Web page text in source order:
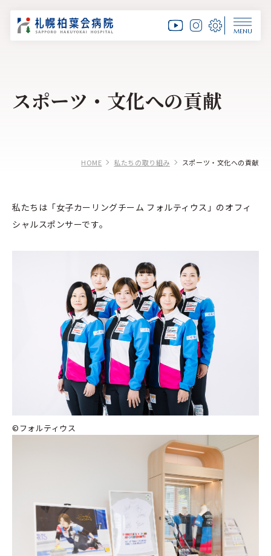
MENU
スポーツ・文化への貢献
HOME 私たちの取り組み スポーツ・文化への貢献
私たちは「女子カーリングチーム フォルティウス」のオフィ
シャルスポンサーです。
©フォルティウス